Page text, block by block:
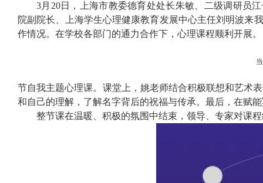
3月 20日，上海市教委德育处处长朱敏、二级调研员
院副院长、上海学生心理健康教育发展中心主任刘明波来
作情况。在学校各部门的通力合作下，心理课程顺利开展。
节自我主题心理课。课堂上，姚老师结合积极联想和艺术
和自己的理解，了解名字背后的祝福与传承。最后，在赋
整节课在温暖、积极的氛围中结束，领导、专家对课